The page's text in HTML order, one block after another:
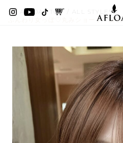
AFLOAT TOP
ALL STYLES
ふんわり女っぽ♡丸みショート 新宿